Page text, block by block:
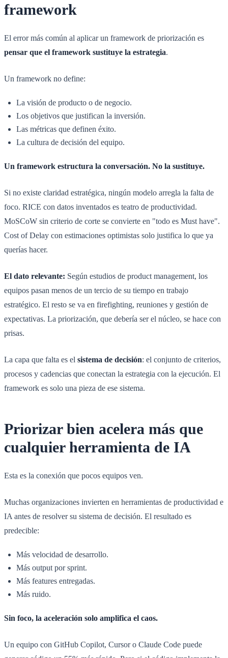
framework
El error más común al aplicar un framework de priorización es
pensar que el framework sustituye la estrategia.
Un framework no define:
La visión de producto o de negocio.
Los objetivos que justifican la inversión.
Las métricas que definen éxito.
La cultura de decisión del equipo.
Un framework estructura la conversación. No la sustituye.
Si no existe claridad estratégica, ningún modelo arregla la falta de
foco. RICE con datos inventados es teatro de productividad.
MoSCoW sin criterio de corte se convierte en "todo es Must have".
Cost of Delay con estimaciones optimistas solo justifica lo que ya
querías hacer.
El dato relevante: Según estudios de product management, los
equipos pasan menos de un tercio de su tiempo en trabajo
estratégico. El resto se va en firefighting, reuniones y gestión de
expectativas. La priorización, que debería ser el núcleo, se hace con
prisas.
La capa que falta es el sistema de decisión: el conjunto de criterios,
procesos y cadencias que conectan la estrategia con la ejecución. El
framework es solo una pieza de ese sistema.
Priorizar bien acelera más que
cualquier herramienta de IA
Esta es la conexión que pocos equipos ven.
Muchas organizaciones invierten en herramientas de productividad e
IA antes de resolver su sistema de decisión. El resultado es
predecible:
Más velocidad de desarrollo.
Más output por sprint.
Más features entregadas.
Más ruido.
Sin foco, la aceleración solo amplifica el caos.
Un equipo con GitHub Copilot, Cursor o Claude Code puede